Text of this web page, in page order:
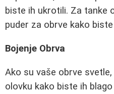
biste ih ukrotili. Za tanke
puder za obrve kako
Bojenje Obrva
Ako su vaše obrve
olovku kako biste ih